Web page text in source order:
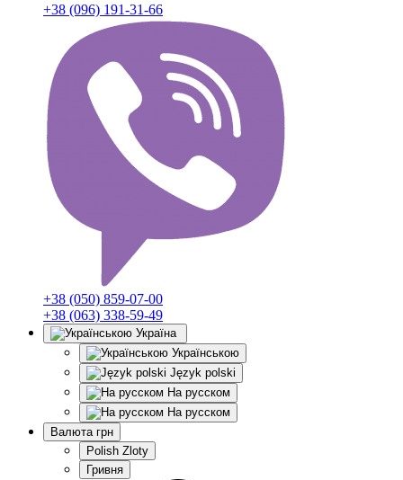
+38 (096) 191-31-66
+38 (050) 859-07-00
+38 (063) 338-59-49
Україна
Українською
Język polski
На русском
На русском
Валюта грн
Polish Zloty
Гривня